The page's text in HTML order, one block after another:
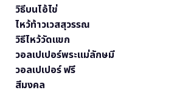
วิธีบนไอ้ไข่
ไหว้ท้าวเวสสุวรรณ
วิธีไหว้วัดแขก
วอลเปเปอร์พระแม่ลักษมี
วอลเปเปอร์ ฟรี
สีมงคล